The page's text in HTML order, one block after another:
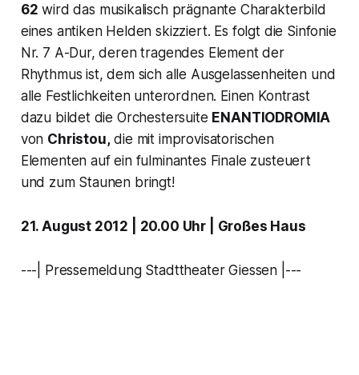
62 wird das musikalisch prägnante Charakterbild
eines antiken Helden skizziert. Es folgt die Sinfonie
Nr. 7 A-Dur, deren tragendes Element der
Rhythmus ist, dem sich alle Ausgelassenheiten und
alle Festlichkeiten unterordnen. Einen Kontrast
dazu bildet die Orchestersuite ENANTIODROMIA
von Christou,die mit improvisatorischen
Elementen auf ein fulminantes Finale zusteuert
und zum Staunen bringt!
21. August 2012 | 20.00 Uhr | Großes Haus
---| Pressemeldung Stadttheater Giessen |---